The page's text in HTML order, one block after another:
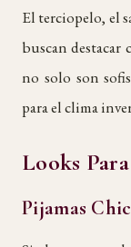
El terciopelo, el
buscan destacar
no solo son
para el clima
Looks
Pijamas